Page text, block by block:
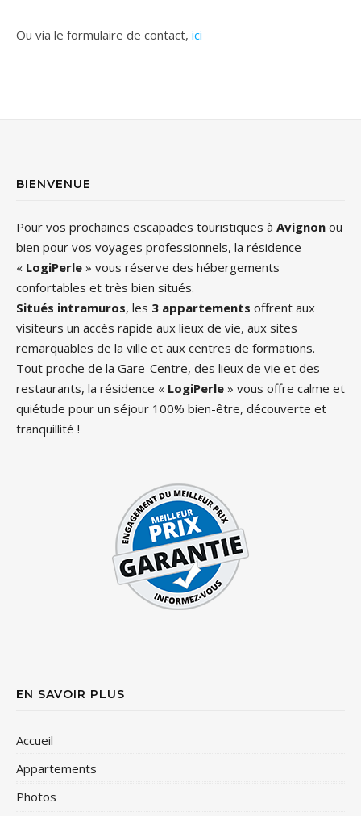
Ou via le formulaire de contact, ici
BIENVENUE
Pour vos prochaines escapades touristiques à Avignon ou
bien pour vos voyages professionnels, la résidence
« LogiPerle » vous réserve des hébergements
confortables et très bien situés.
Situés intramuros, les 3 appartements offrent aux
visiteurs un accès rapide aux lieux de vie, aux sites
remarquables de la ville et aux centres de formations.
Tout proche de la Gare-Centre, des lieux de vie et des
restaurants, la résidence « LogiPerle » vous offre calme et
quiétude pour un séjour 100% bien-être, découverte et
tranquillité !
EN SAVOIR PLUS
Accueil
Appartements
Photos